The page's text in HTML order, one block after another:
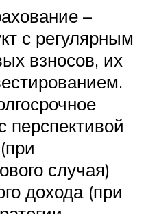
–
с регулярным
взносов, их
перспективой
случая)
дохода (при